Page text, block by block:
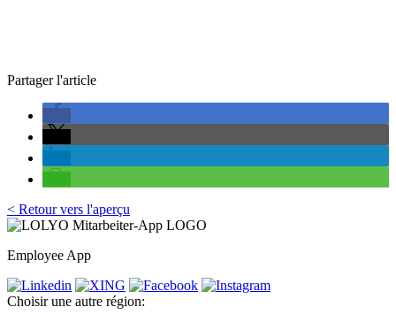
Partager l'article
< Retour vers l'aperçu
Employee App
Choisir une autre région: